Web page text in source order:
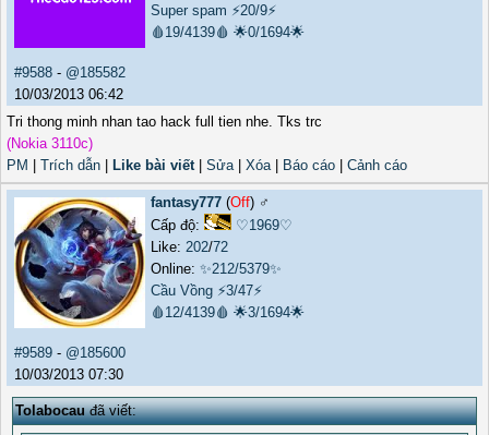
Super spam ⚡20/9⚡
🩸19/4139🩸 🌟0/1694🌟
#9588 - @185582
10/03/2013 06:42
Tri thong minh nhan tao hack full tien nhe. Tks trc
(Nokia 3110c)
PM
Trích dẫn Like bài viết| Sửa| Xóa| Báo cáo Cảnh cáo
fantasy777 (Off) ♂️
Cấp độ:
♡1969♡
Like: 202/72
Online: ✨212/5379✨
Cầu Vồng ⚡3/47⚡
🩸12/4139🩸 🌟3/1694🌟
#9589 - @185600
10/03/2013 07:30
Tolabocauđã viết: